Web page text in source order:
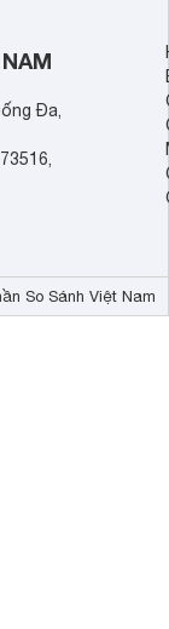
Đa,
So Sánh Việt Nam